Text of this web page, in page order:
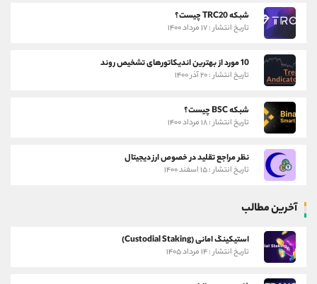
شبکه TRC20 چیست؟
تاریخ انتشار : ۱۷ مرداد ۱۴۰۰
10 مورد از بهترین اندیکاتورهای تشخیص روند
تاریخ انتشار : ۲۰ آذر ۱۴۰۰
شبکه BSC چیست؟
تاریخ انتشار : ۱۸ مرداد ۱۴۰۰
نظر مراجع تقلید در خصوص ارز دیجیتال
تاریخ انتشار : ۱۵ اسفند ۱۴۰۰
آخرین مطالب
استیکینگ امانی (Custodial Staking)
تاریخ انتشار : ۱۴ مرداد ۱۴۰۵